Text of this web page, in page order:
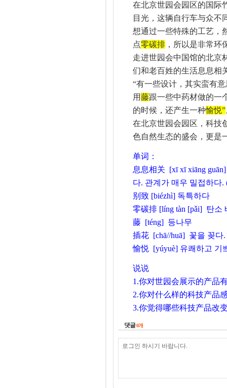
在北京世园会园区的国际
目光，这辆自行车与众不
想通过一些特殊的工艺，
点零碳排 ，所以是非常环
走进世园会中国馆的北京
们和老百姓的生活息息相
“有一些设计，其实蛮有
用藤跟一些中药材做的一
的时候，还产生一种愉悦”
在北京世园会园区，科技
色自然生态的盛会，更是
单词：
息息相关 [xī xī xiāng
다. 관계가 매우 밀접하다.
别致 [biézhì] 독특하다
零碳排 [líng tàn [pǎi] 탄소
藤 [téng] 등나무
插花 [chā//huā] 꽃을 꽂다.
愉悦 [yúyuè] 유쾌하고 기
说说
1 .你对世园会展示的产品
2.你对什么样的科技产品
3.你觉得哪些科技产品改
댓글0개